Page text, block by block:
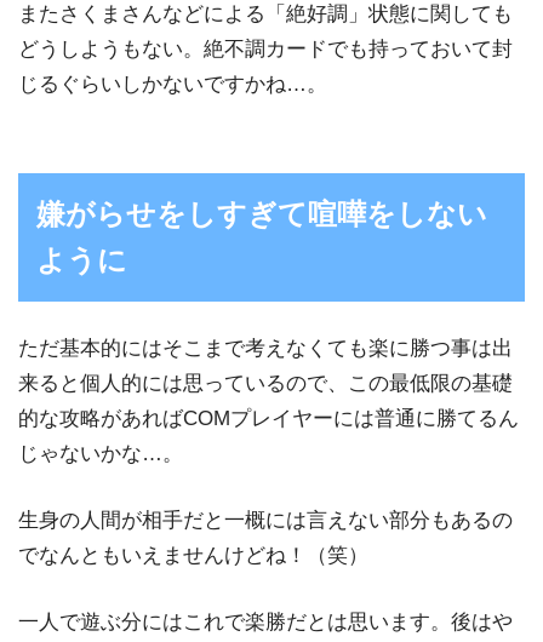
またさくまさんなどによる「絶好調」状態に関しても
どうしようもない。絶不調カードでも持っておいて封
じるぐらいしかないですかね…。
嫌がらせをしすぎて喧嘩をしない
ように
ただ基本的にはそこまで考えなくても楽に勝つ事は出
来ると個人的には思っているので、この最低限の基礎
的な攻略があればCOMプレイヤーには普通に勝てるん
じゃないかな…。
生身の人間が相手だと一概には言えない部分もあるの
でなんともいえませんけどね！（笑）
一人で遊ぶ分にはこれで楽勝だとは思います。後はや